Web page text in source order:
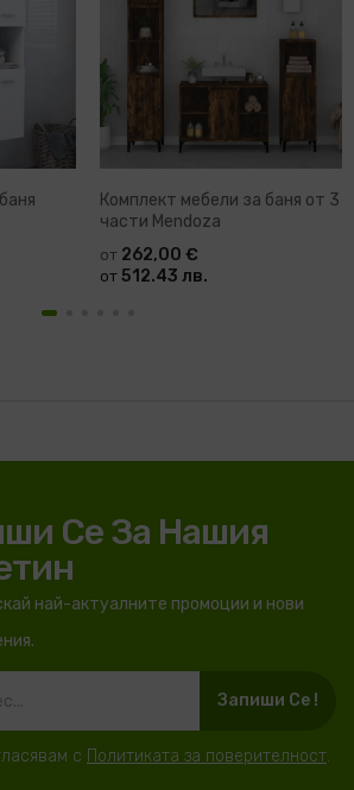
Комплект мебели за баня от 3
части Mendoza
от 262,00 €
от 512.43 лв.
Се За Нашия
най-актуалните промоции и нови
Запиши Се !
с Политиката за поверителност.